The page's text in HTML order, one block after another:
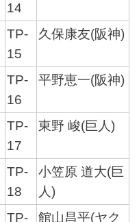
14
TP-
15
久保康友(阪神)
TP-
16
平野恵一(阪神)
TP-
17
東野 峻(巨人)
TP-
18
小笠原 道大(巨
人)
TP- 館山昌平(ヤク